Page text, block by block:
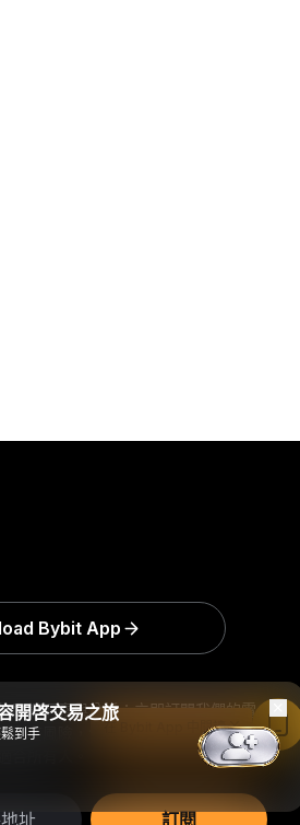
關鍵洞察與分析：立即訂閱我們的電
存在風險，包括損失所有投資金額的
合所有人。
訂閱
Bybit App
開啓交易之旅
到手 在 Bybit App 中閱讀